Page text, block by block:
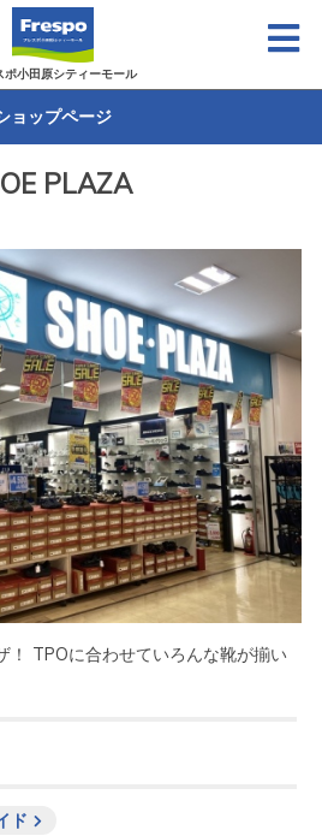
ポ小田原シティーモール
ョップページ
PLAZA
！ TPOに合わせていろんな靴が揃い
ド